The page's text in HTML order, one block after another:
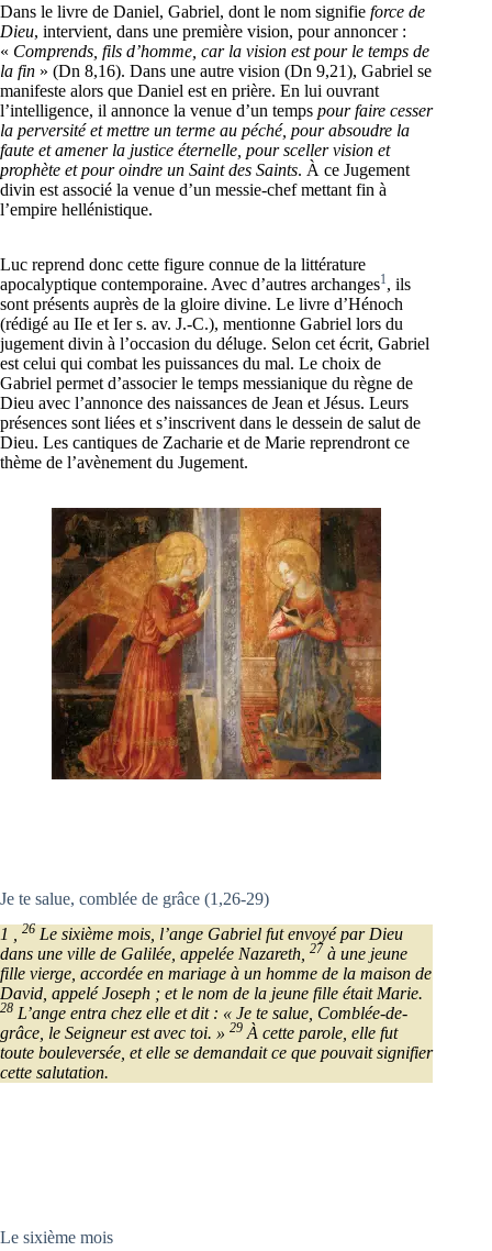
Dans le livre de Daniel, Gabriel, dont le nom signifie force de
Dieu, intervient, dans une première vision, pour annoncer :
« Comprends, fils d’homme, car la vision est pour le temps de
la fin » (Dn 8,16). Dans une autre vision (Dn 9,21), Gabriel se
manifeste alors que Daniel est en prière. En lui ouvrant
l’intelligence, il annonce la venue d’un temps pour faire cesser
la perversité et mettre un terme au péché, pour absoudre la
faute et amener la justice éternelle, pour sceller vision et
prophète et pour oindre un Saint des Saints. À ce Jugement
divin est associé la venue d’un messie-chef mettant fin à
l’empire hellénistique.
Luc reprend donc cette figure connue de la littérature
apocalyptique contemporaine. Avec d’autres archanges1 , ils
sont présents auprès de la gloire divine. Le livre d’Hénoch
(rédigé au IIe et Ier s. av. J.-C.), mentionne Gabriel lors du
jugement divin à l’occasion du déluge. Selon cet écrit, Gabriel
est celui qui combat les puissances du mal. Le choix de
Gabriel permet d’associer le temps messianique du règne de
Dieu avec l’annonce des naissances de Jean et Jésus. Leurs
présences sont liées et s’inscrivent dans le dessein de salut de
Dieu. Les cantiques de Zacharie et de Marie reprendront ce
thème de l’avènement du Jugement.
Je te salue, comblée de grâce (1,26-29)
1 ,
26 Le sixième mois, l’ange Gabriel fut envoyé par Dieu
dans une ville de Galilée, appelée Nazareth, 27 à une jeune
fille vierge, accordée en mariage à un homme de la maison de
David, appelé Joseph ; et le nom de la jeune fille était Marie.
28 L’ange entra chez elle et dit : « Je te salue, Comblée-de-
grâce, le Seigneur est avec toi. » 29 À cette parole, elle fut
toute bouleversée, et elle se demandait ce que pouvait signifier
cette salutation.
Le sixième mois